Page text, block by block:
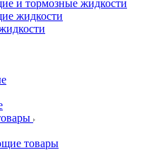
и тормозные жидкости
жидкости
товары